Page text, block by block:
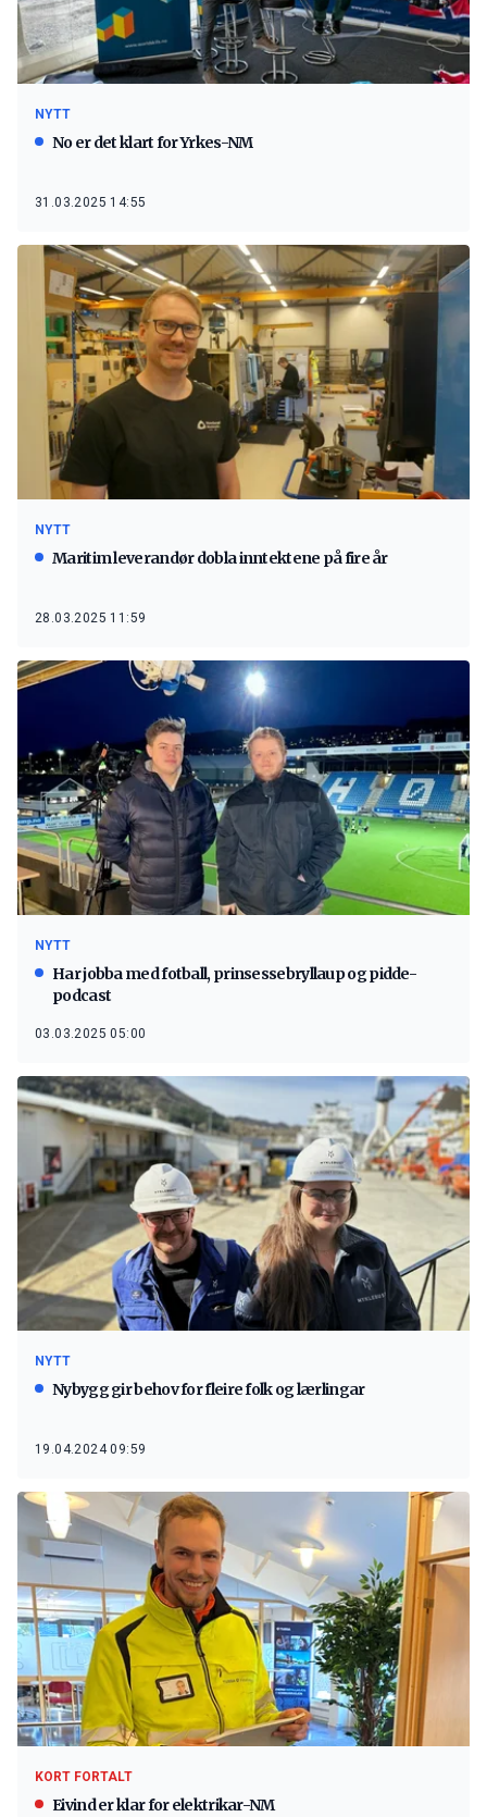
NYTT
No er det klart for Yrkes-NM
31.03.2025 14:55
NYTT
Maritim leverandør dobla inntektene på fire år
28.03.2025 11:59
NYTT
Har jobba med fotball, prinsessebryllaup og pidde-
podcast
03.03.2025 05:00
NYTT
Nybygg gir behov for fleire folk og lærlingar
19.04.2024 09:59
KORT FORTALT
Eivind er klar for elektrikar-NM